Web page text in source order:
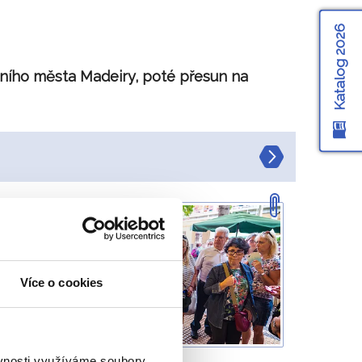
Více o cookies
města Madeiry, poté přesun na
Katalog 2026